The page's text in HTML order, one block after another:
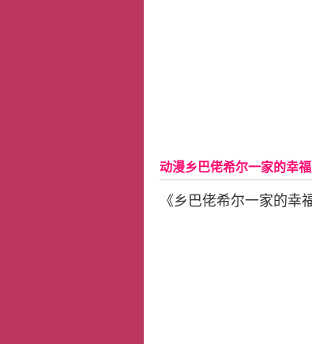
动漫乡巴佬希尔一家的幸
《乡巴佬希尔一家的幸